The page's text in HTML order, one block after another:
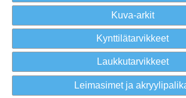
Kuva-arkit
Kynttilätarvikkeet
Laukkutarvikkeet
Leimasimet ja